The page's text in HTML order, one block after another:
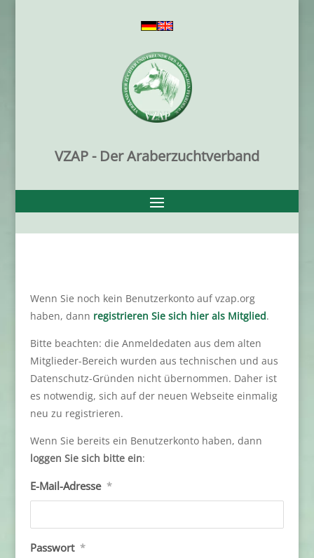
VZAP - Der Araberzuchtverband
Wenn Sie noch kein Benutzerkonto auf vzap.org
haben, dann registrieren Sie sich hier als Mitglied.
Bitte beachten: die Anmeldedaten aus dem alten
Mitglieder-Bereich wurden aus technischen und aus
Datenschutz-Gründen nicht übernommen. Daher ist
es notwendig, sich auf der neuen Webseite einmalig
neu zu registrieren.
Wenn Sie bereits ein Benutzerkonto haben, dann
loggen Sie sich bitte ein:
E-Mail-Adresse *
Passwort *